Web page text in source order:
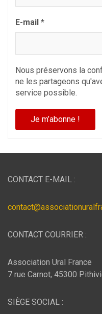
E-mail *
Nous préservons la
ne les partageons
service possible.
CONTACT E-MAIL :
CONTACT COURRIER :
Association Ural France
7 rue Carnot, 45300
SIÈGE SOCIAL :